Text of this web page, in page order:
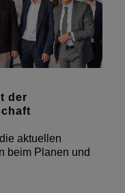
der
aktuellen